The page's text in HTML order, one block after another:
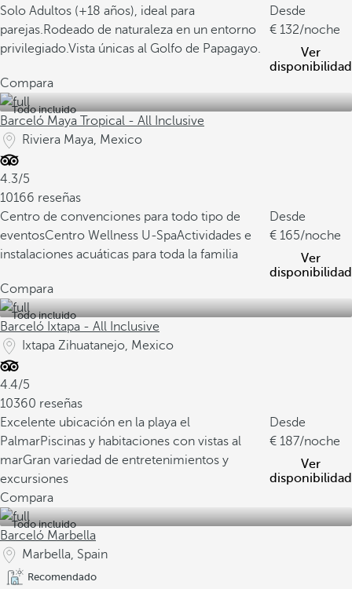
Solo Adultos (+18 años), ideal para
parejas.Rodeado de naturaleza en un entorno
privilegiado.Vista únicas al Golfo de Papagayo.
Desde
132/noche
Ver
disponibilidad
Compara
Todo incluido
Barceló Maya Tropical - All Inclusive
Riviera Maya, Mexico
4.3/5
10166 reseñas
Centro de convenciones para todo tipo de
eventosCentro Wellness U-SpaActividades e
instalaciones acuáticas para toda la familia
Desde
165/noche
Ver
disponibilidad
Compara
Todo incluido
Barceló Ixtapa - All Inclusive
Ixtapa Zihuatanejo, Mexico
4.4/5
10360 reseñas
Excelente ubicación en la playa el
PalmarPiscinas y habitaciones con vistas al
marGran variedad de entretenimientos y
excursiones
Desde
187/noche
Ver
disponibilidad
Compara
Todo incluido
Barceló Marbella
Marbella, Spain
Recomendado